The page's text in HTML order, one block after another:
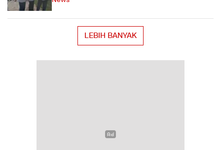
LEBIH BANYAK